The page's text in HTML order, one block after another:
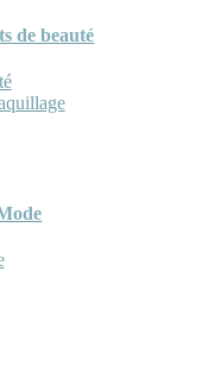
de beauté